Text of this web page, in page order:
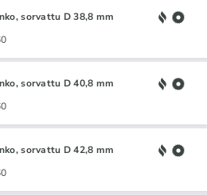
sorvattu D 38,8 mm
sorvattu D 40,8 mm
sorvattu D 42,8 mm